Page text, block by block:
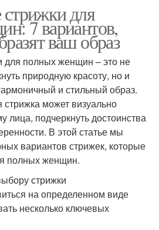
для
7 вариантов,
ваш образ
полных женщин – это не
природную красоту, но и
и стильный образ.
может визуально
лица, подчеркнуть достоинства
В этой статье мы
вариантов стрижек, которые
полных женщин.
стрижки
на определенном виде
несколько ключевых